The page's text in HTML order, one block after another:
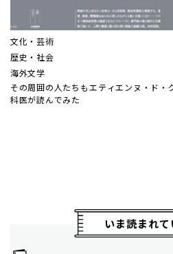
文化・芸術
歴史・社会
海外文学
その周囲の人たちも――エティエンヌ・ド
科医が読んでみた
いま読まれ